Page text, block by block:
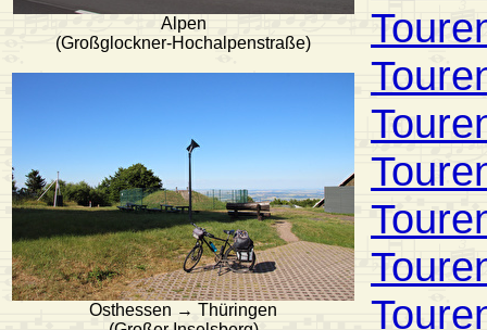
Alpen
(Großglockner-Hochalpenstraße)
Osthessen → Thüringen